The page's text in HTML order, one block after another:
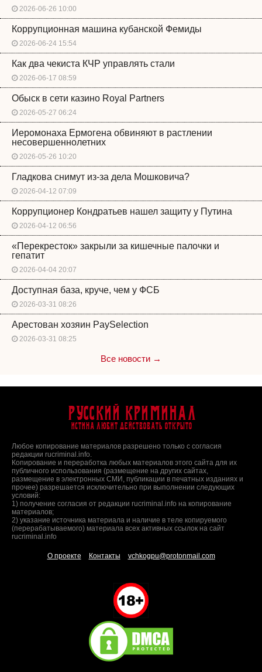
2026-06-26 10:00
Коррупционная машина кубанской Фемиды
2026-06-24 15:54
Как два чекиста КЧР управлять стали
2026-06-17 08:59
Обыск в сети казино Royal Partners
2026-05-27 06:24
Иеромонаха Ермогена обвиняют в растлении
несовершеннолетних
2026-05-26 10:20
Гладкова снимут из-за дела Мошковича?
2026-04-12 07:09
Коррупционер Кондратьев нашел защиту у Путина
2026-04-12 06:56
«Перекресток» закрыли за кишечные палочки и
гепатит
2026-04-04 20:07
Доступная база, круче, чем у ФСБ
2026-03-31 08:26
Арестован хозяин PaySelection
2026-03-31 08:25
Все новости →
Русский Криминал
Истина любит действовать открыто
Любое копирование материалов разрешено только с согласия
редакции rucriminal.info.
Копирование и переработка любых материалов этого сайта для их
публичного использования (размещение на других сайтах,
размещение в электронных СМИ, публикации в печатных изданиях и
прочее) разрешается исключительно при выполнении следующих
условий:
1) получение согласия от редакции rucriminal.info на копирование
материалов;
2) указание источника материала и наличие в теле копируемого
(перерабатываемого) материала всех активных ссылок на сайт
rucriminal.info
О проекте Контакты vchkogpu@protonmail.com